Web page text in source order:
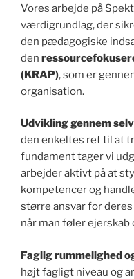
Vores arbejde på
værdigrundlag, der
den pædagogiske
den
(KRAP), som er
organisation.
Udvikling gennem
den enkeltes ret til at
fundament tager vi
arbejder aktivt på at
kompetencer og
større ansvar for
når man føler ejerskab
Faglig rummelighed
højt fagligt niveau og